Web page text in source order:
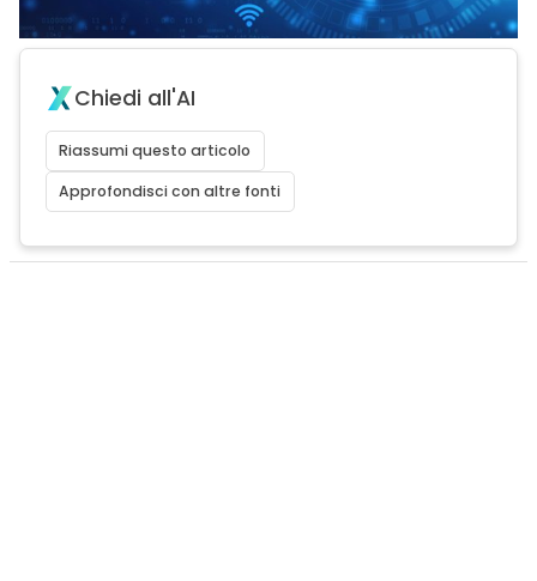
Chiedi all'AI
Riassumi questo articolo
Approfondisci con altre fonti